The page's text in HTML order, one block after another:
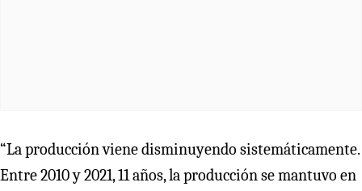
“La producción viene disminuyendo sistemáticamente.
Entre 2010 y 2021, 11 años, la producción se mantuvo en